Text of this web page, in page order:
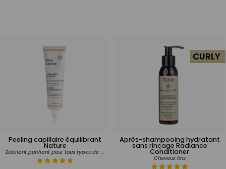
Peeling capillaire équilibrant
Nature
Exfoliant purifiant pour tous types de cheveux et cuir chevelu
Après-shampooing hydratant
sans rinçage Radiance
Conditioner
Cheveux fins
CURLY